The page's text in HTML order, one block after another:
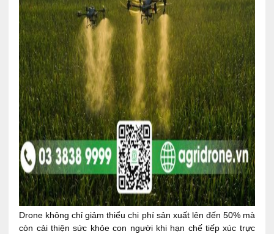
Drone không chỉ giảm thiểu chi phí sản xuất lên đến 50% mà
còn cải thiện sức khỏe con người khi hạn chế tiếp xúc trực